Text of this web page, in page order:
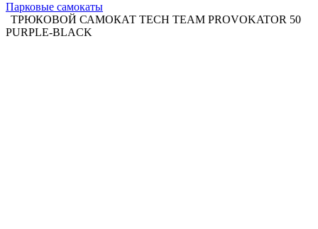
Парковые самокаты
ТРЮКОВОЙ САМОКАТ TECH TEAM PROVOKATOR 50
PURPLE-BLACK